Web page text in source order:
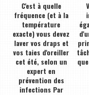
C'est à quelle
fréquence (et à la
température
exacte) vous devez
laver vos draps et
vos taies d'oreiller
cet été, selon un
expert en
prévention des
infections Par